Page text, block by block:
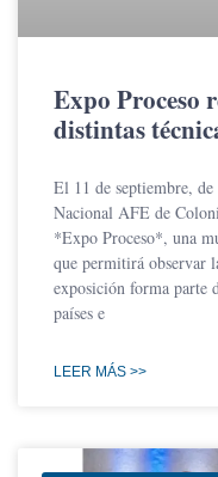
Expo Proceso
distintas
El 11 de septiembre,
Nacional AFE de
*Expo Proceso*, una
que permitirá observar
exposición forma parte
países e
LEER MÁS >>